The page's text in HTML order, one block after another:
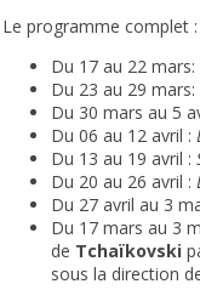
Le programme complet :
Du 17 au 22 mars:
Du 23 au 29 mars:
Du 30 mars au 5
Du 06 au 12 avril :
Du 13 au 19 avril :
Du 20 au 26 avril :
Du 27 avril au 3
Du 17 mars au 3
de Tchaïkovski
sous la direction